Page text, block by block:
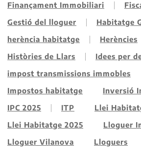
Finançament Immobiliari
Gestió del lloguer
Habitatge
herència habitatge
Herències
Històries de Llars
Idees per
impost transmissions immobles
Impostos habitatge
Inversió
IPC 2025
ITP
Llei
Llei Habitatge 2025
Lloguer
Lloguer Vilanova
Lloguers